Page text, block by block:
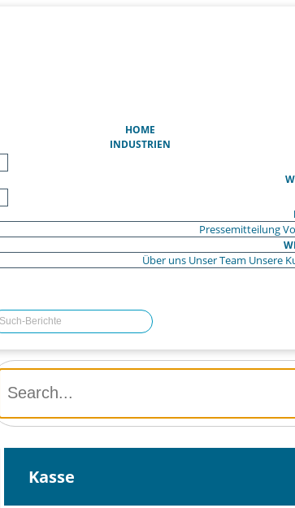
HOME
INDUSTRIEN
Pressemitteilung
Über uns Unser Team Unsere
Kasse